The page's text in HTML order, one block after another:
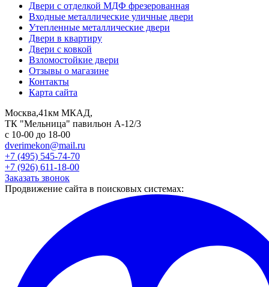
Двери с отделкой МДФ фрезерованная
Входные металлические уличные двери
Утепленные металлические двери
Двери в квартиру
Двери с ковкой
Взломостойкие двери
Отзывы о магазине
Контакты
Карта сайта
Москва,41км МКАД,
ТК "Мельница" павильон А-12/3
с 10-00 до 18-00
dverimekon@mail.ru
+7 (495) 545-74-70
+7 (926) 611-18-00
Заказать звонок
Продвижение сайта в поисковых системах: